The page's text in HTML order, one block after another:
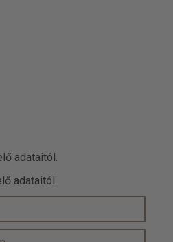
adataitól.
adataitól.